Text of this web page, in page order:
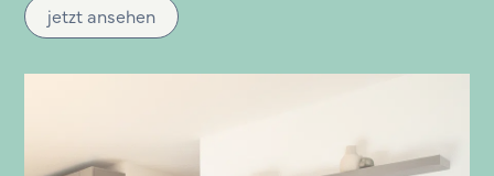
jetzt ansehen